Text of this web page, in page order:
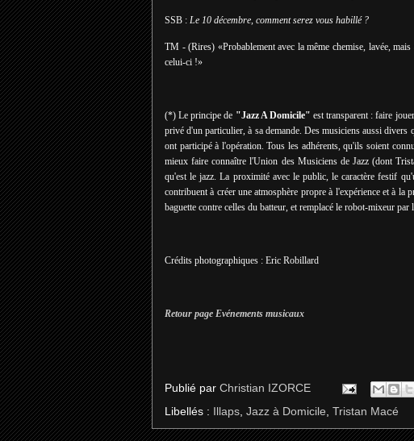
SSB : Le 10 décembre, comment serez vous habillé ?
TM -(Rires) «Probablement avec la même chemise, lavée,
celui-ci !»
(*) Le principe de "Jazz A Domicile" est transparent : faire
privé d'un particulier, à sa demande. Des musiciens aussi
ont participé à l'opération. Tous les adhérents, qu'ils soient
mieux faire connaître l'Union des Musiciens de Jazz (dont
qu'est le jazz. La proximité avec le public, le caractère festif
contribuent à créer une atmosphère propre à l'expérience et à
baguette contre celles du batteur, et remplacé le robot-mixeur par
Crédits photographiques : Eric Robillard
Retour page Evénements musicaux
Publié par Christian IZORCE
Libellés : Illaps Jazz à Domicile Tristan Macé